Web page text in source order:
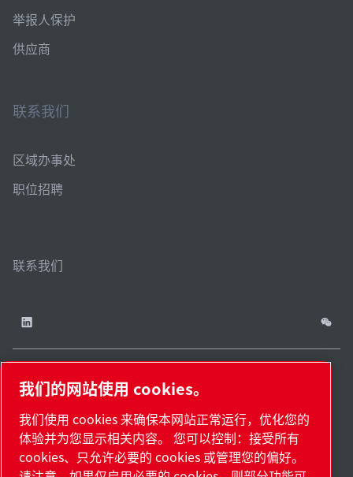
举报人保护
供应商
联系我们
区域办事处
职位招聘
联系我们
地
图.
cookies18009737
号-2
12011302124444
号
国际贸易有限公司版权
所有
China / ZH
我们的网站使用 cookies。
我们使用 cookies 来确保本网站正常运行，优化您的
体验并为您显示相关内容。 您可以控制：接受所有
cookies、只允许必要的 cookies 或管理您的偏好。